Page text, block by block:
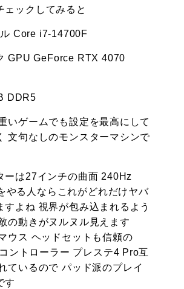
ェックしてみると
Core i7-14700F
GPU GeForce RTX 4070
DDR5
いゲームでも設定を最高にして
文句なしのモンスターマシンで
ーは27インチの曲面 240Hz
やる人ならこれがどれだけヤバ
すよね 視界が包み込まれるよう
の動きがヌルヌル見えます
ウス ヘッドセットも信頼の
ントローラー プレステ4 Pro互
ているので パッド派のプレイ
す